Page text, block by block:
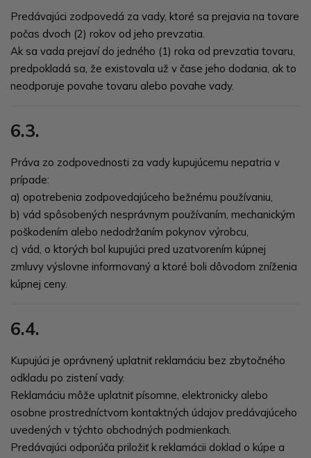
Predávajúci zodpovedá za vady, ktoré sa prejavia na tovare
počas dvoch (2) rokov od jeho prevzatia.
Ak sa vada prejaví do jedného (1) roka od prevzatia tovaru,
predpokladá sa, že existovala už v čase jeho dodania, ak to
neodporuje povahe tovaru alebo povahe vady.
6.3.
Práva zo zodpovednosti za vady kupujúcemu nepatria v
prípade:
a) opotrebenia zodpovedajúceho bežnému používaniu,
b) vád spôsobených nesprávnym používaním, mechanickým
poškodením alebo nedodržaním pokynov výrobcu,
c) vád, o ktorých bol kupujúci pred uzatvorením kúpnej
zmluvy výslovne informovaný a ktoré boli dôvodom zníženia
kúpnej ceny.
6.4.
Kupujúci je oprávnený uplatniť reklamáciu bez zbytočného
odkladu po zistení vady.
Reklamáciu môže uplatniť písomne, elektronicky alebo
osobne prostredníctvom kontaktných údajov predávajúceho
uvedených v týchto obchodných podmienkach.
Predávajúci odporúča priložiť k reklamácii doklad o kúpe a